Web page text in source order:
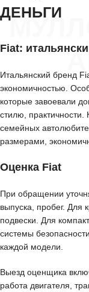
ДЕНЬГИ
Fiat:
Итальянский бренд
экономичностью.
которые завоевали
стилю, практичности.
семейных
размерами,
Оценка Fiat
При обращении
выпуска, пробег. Для
подвески. Для
системы
каждой модели.
Выезд оценщика
работа двигателя,